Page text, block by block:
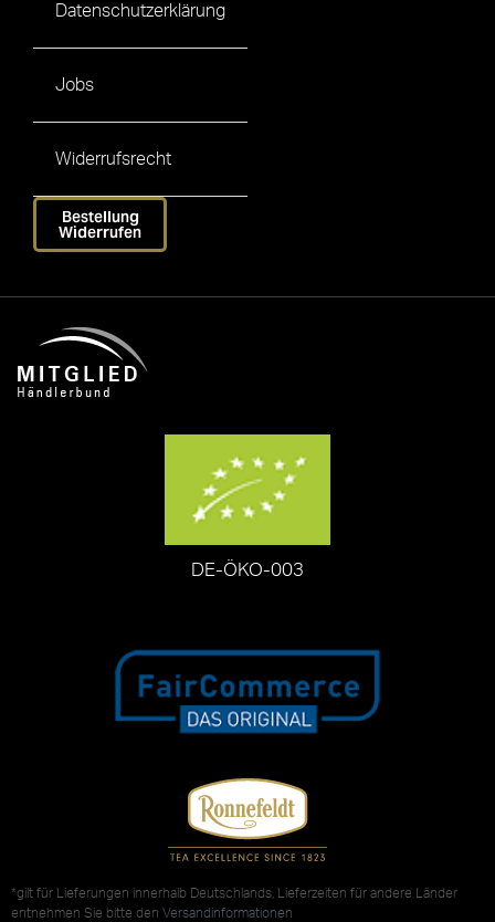
Datenschutzerklärung
Jobs
Widerrufsrecht
Bestellung
Widerrufen
DE-ÖKO-003
*gilt für Lieferungen innerhalb Deutschlands, Lieferzeiten für andere Länder
entnehmen Sie bitte den Versandinformationen